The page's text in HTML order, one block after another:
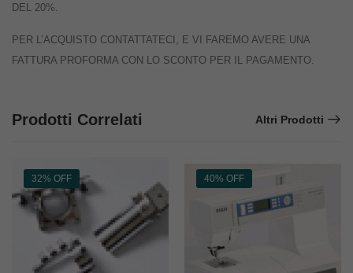
DEL 20%.
PER L’ACQUISTO CONTATTATECI, E VI FAREMO AVERE UNA
FATTURA PROFORMA CON LO SCONTO PER IL PAGAMENTO.
Prodotti Correlati Altri Prodotti
32% OFF 40% OFF